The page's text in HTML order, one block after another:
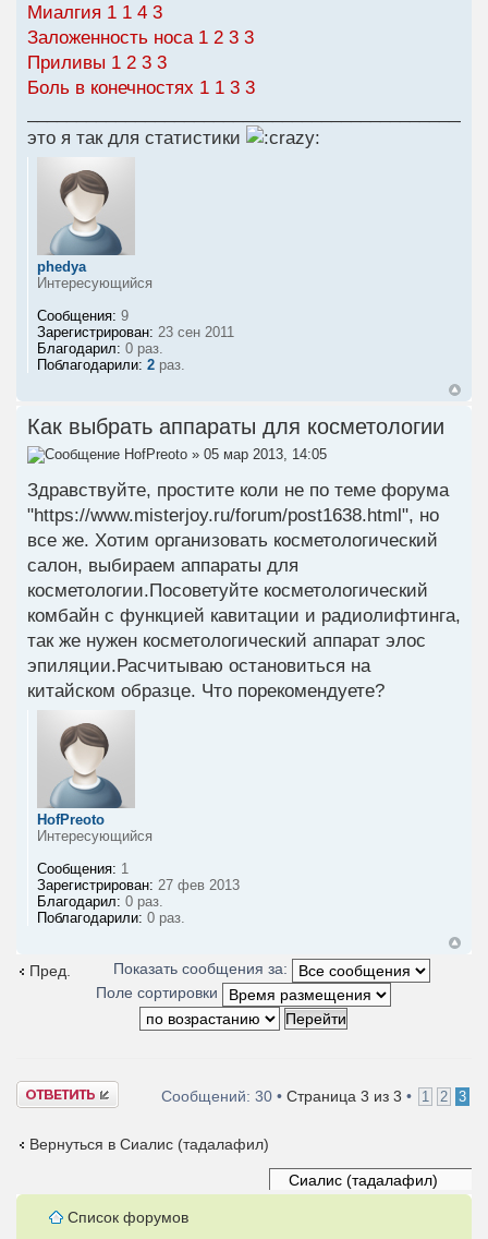
Миалгия 1 1 4 3
Заложенность носа 1 2 3 3
Приливы 1 2 3 3
Боль в конечностях 1 1 3 3
это я так для статистики
phedya
Интересующийся
Сообщения: 9
Зарегистрирован: 23 сен 2011
Благодарил: 0 раз.
Поблагодарили: 2 раз.
Как выбрать аппараты для косметологии
HofPreoto » 05 мар 2013, 14:05
Здравствуйте, простите коли не по теме форума
"https://www.misterjoy.ru/forum/post1638.html", но
все же. Хотим организовать косметологический
салон, выбираем аппараты для
косметологии.Посоветуйте косметологический
комбайн с функцией кавитации и радиолифтинга,
так же нужен косметологический аппарат элос
эпиляции.Расчитываю остановиться на
китайском образце. Что порекомендуете?
HofPreoto
Интересующийся
Сообщения: 1
Зарегистрирован: 27 фев 2013
Благодарил: 0 раз.
Поблагодарили: 0 раз.
Пред.
Показать сообщения за:
Поле сортировки
Ответить Сообщений: 30 • Страница 3 из 3 • 1 2 3
Вернуться в Сиалис (тадалафил)
Список форумов